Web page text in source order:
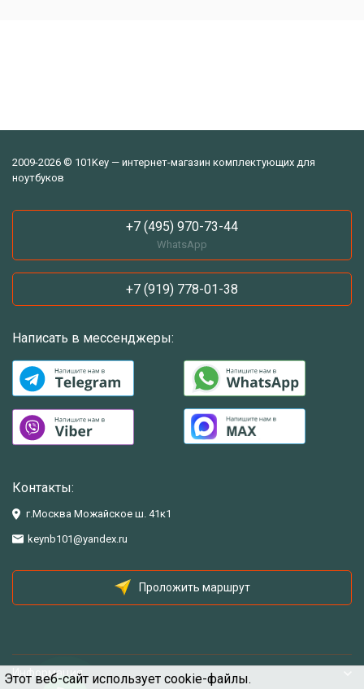
Этот веб-сайт использует cookie-файлы.
2009-2026 © 101Key — интернет-магазин комплектующих для
ноутбуков
+7 (495) 970-73-44
WhatsApp
+7 (919) 778-01-38
Написать в мессенджеры:
Контакты:
г.Москва Можайское ш. 41к1
keynb101@yandex.ru
Проложить маршрут
Информация